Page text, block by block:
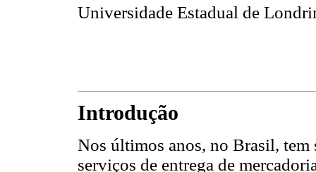
Universidade Estadual de
Introdução
Nos últimos anos, no Brasil, tem
serviços de entrega de